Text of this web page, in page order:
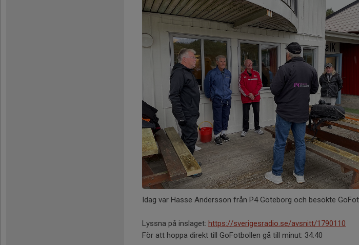
Idag var Hasse Andersson från P4 Göteborg och besökte
Lyssna på inslaget: https://sverigesradio.se/avsnitt/1790110
För att hoppa direkt till GoFotbollen gå till minut: 34.40